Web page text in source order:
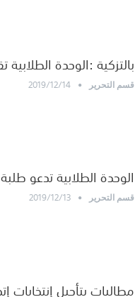
بالتزكية :الوحدة الطلابية
قسم التحرير 2019/12/14
الوحدة الطلابية تدعو
قسم التحرير 2019/12/13
مطالبات بتأجيل إنتخابات